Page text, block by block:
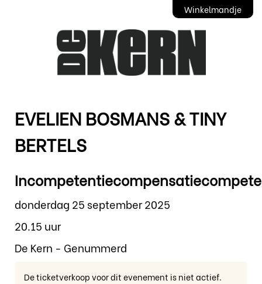
Winkelmandje
EVELIEN BOSMANS & TINY
BERTELS
donderdag 25 september 2025
20.15 uur
De Kern - Genummerd
De ticketverkoop voor dit evenement is niet actief.